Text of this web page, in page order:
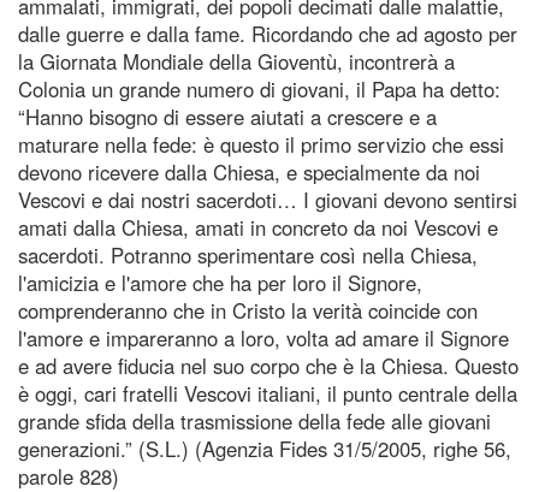
dalle guerre e dalla fame. Ricordando che ad agosto per
la Giornata Mondiale della Gioventù, incontrerà a
Colonia un grande numero di giovani, il Papa ha detto:
“Hanno bisogno di essere aiutati a crescere e a
maturare nella fede: è questo il primo servizio che essi
devono ricevere dalla Chiesa, e specialmente da noi
Vescovi e dai nostri sacerdoti… I giovani devono sentirsi
amati dalla Chiesa, amati in concreto da noi Vescovi e
sacerdoti. Potranno sperimentare così nella Chiesa,
l'amicizia e l'amore che ha per loro il Signore,
comprenderanno che in Cristo la verità coincide con
l'amore e impareranno a loro, volta ad amare il Signore
e ad avere fiducia nel suo corpo che è la Chiesa. Questo
è oggi, cari fratelli Vescovi italiani, il punto centrale della
grande sfida della trasmissione della fede alle giovani
generazioni.” (S.L.) (Agenzia Fides 31/5/2005, righe 56,
parole 828)